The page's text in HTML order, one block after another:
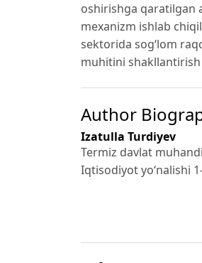
oshirishga qaratilgan
mexanizm ishlab
sektorida sog‘lom
muhitini
Author
Izatulla Turdiyev
Termiz davlat
Iqtisodiyot yo‘nalishi